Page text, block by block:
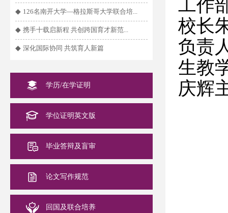
◆ 126名南开大学—格拉斯哥大学联合培...
◆ 携手十载启新程 共创跨国育才新范...
◆ 深化国际协同 共筑育人新篇
学历/在学证明
学位证明英文版
毕业答辩及盲审
论文写作规范
回国及联合培养
工作
校长
负责
生教
庆辉